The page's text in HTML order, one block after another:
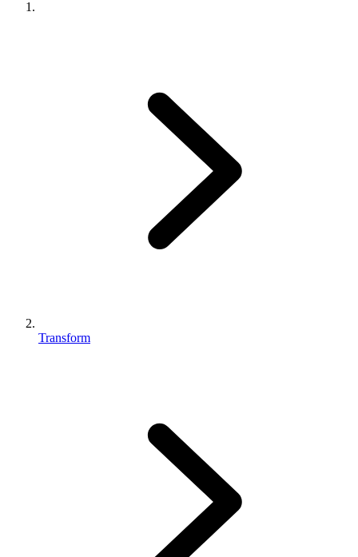
Transform